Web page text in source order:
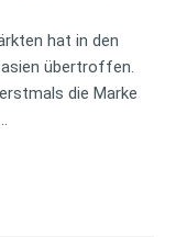
hat in den
übertroffen.
die Marke